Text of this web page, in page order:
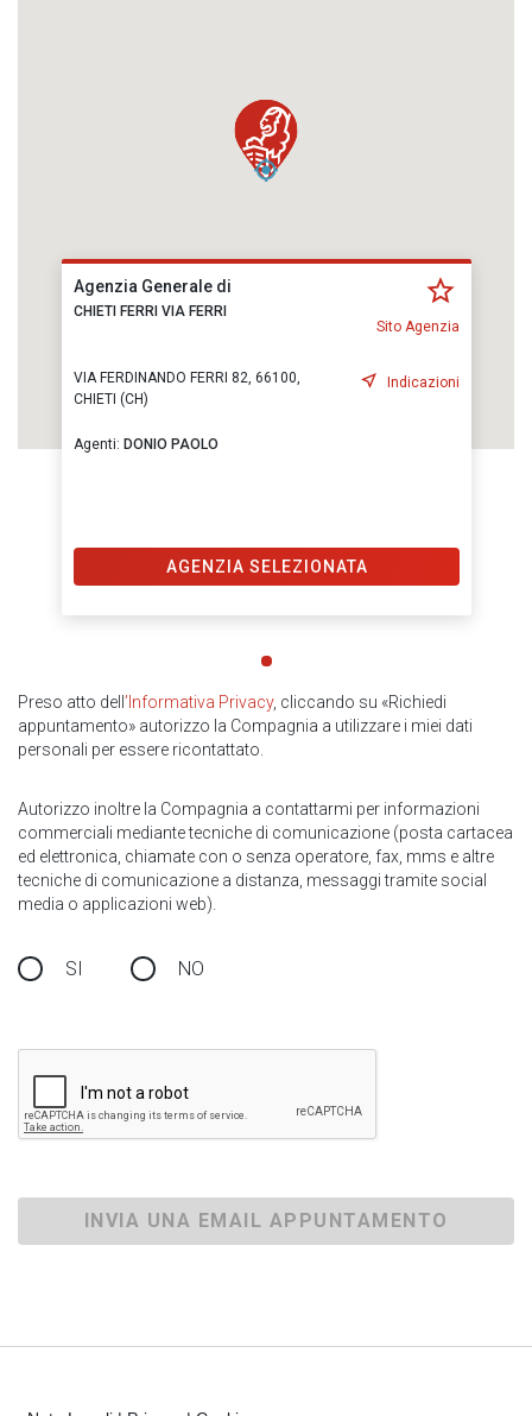
Agenzia Generale di
CHIETI FERRI VIA FERRI
Sito Agenzia
VIA FERDINANDO FERRI 82, 66100,
CHIETI (CH)
Indicazioni
Agenti: DONIO PAOLO
AGENZIA SELEZIONATA
Preso atto dell ’Informativa Privacy, cliccando su «Richiedi
appuntamento» autorizzo la Compagnia a utilizzare i miei dati
personali per essere ricontattato.
Autorizzo inoltre la Compagnia a contattarmi per informazioni
commerciali mediante tecniche di comunicazione (posta cartacea
ed elettronica, chiamate con o senza operatore, fax, mms e altre
tecniche di comunicazione a distanza, messaggi tramite social
media o applicazioni web).
SI NO
INVIA UNA EMAIL APPUNTAMENTO